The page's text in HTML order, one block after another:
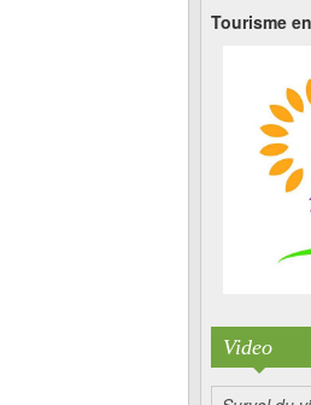
Tourisme
Video